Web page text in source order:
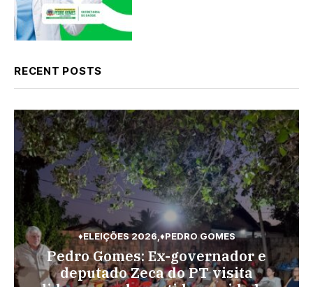
RECENT POSTS
♦PEDRO GOMES ♦POLÍCIA
Pedro Gomes: URGENTE: Jovem é
morto na região do Cascalho;
♦ELEIÇÕES 2026 ♦PEDRO GOMES
Pedro Gomes: Ex-governador e
deputado Zeca do PT visita
♦ESPORTES
Vini Jr. torna-se o brasileiro mais